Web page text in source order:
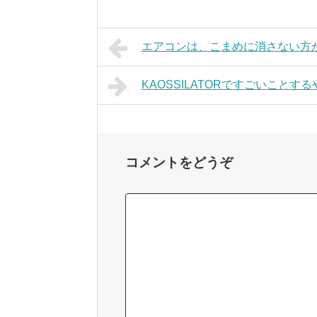
エアコンは、こまめに消さない方
KAOSSILATORですごいことする
コメントをどうぞ